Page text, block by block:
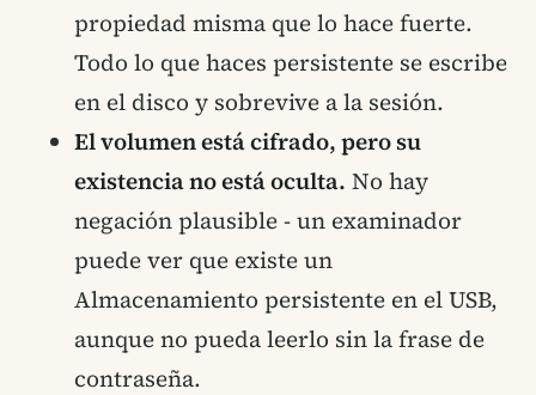
propiedad misma que lo hace fuerte.
Todo lo que haces persistente se escribe
en el disco y sobrevive a la sesión.
El volumen está cifrado, pero su
existencia no está oculta. No hay
negación plausible - un examinador
puede ver que existe un
Almacenamiento persistente en el USB,
aunque no pueda leerlo sin la frase de
contraseña.